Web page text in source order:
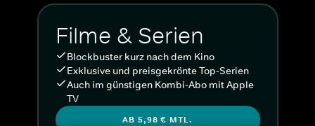
Filme & Serien
Blockbuster kurz nach dem Kino
Exklusive und preisgekrönte Top-Serien
Auch im günstigen Kombi-Abo mit Apple
TV
AB 5,98 € MTL.